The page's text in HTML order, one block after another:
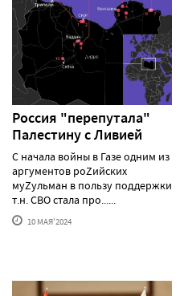
Россия "перепутала"
Палестину с Ливией
С начала войны в Газе одним из
аргументов роZийских
муZульман в пользу поддержки
т.н. СВО стала про......
10 МАЯ'2024